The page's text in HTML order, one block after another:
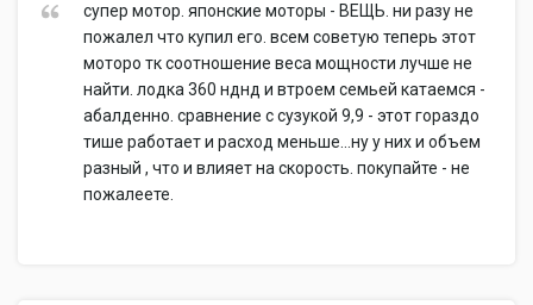
супер мотор. японские моторы - ВЕЩЬ. ни разу не
пожалел что купил его. всем советую теперь этот
моторо тк соотношение веса мощности лучше не
найти. лодка 360 нднд и втроем семьей катаемся -
абалденно. сравнение с сузукой 9,9 - этот гораздо
тише работает и расход меньше...ну у них и объем
разный , что и влияет на скорость. покупайте - не
пожалеете.